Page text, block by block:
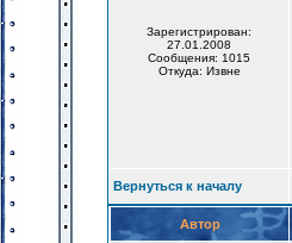
Зарегистрирован:
27.01.2008
Сообщения: 1015
Откуда: Извне
Вернуться к началу
Автор